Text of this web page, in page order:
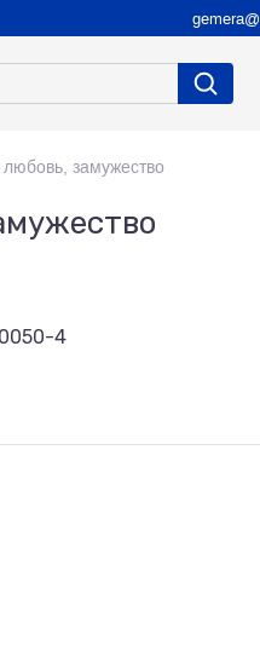
замужество
4